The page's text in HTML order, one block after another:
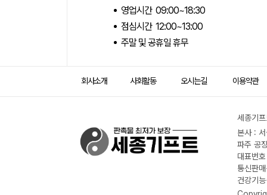
영업시간 09:00~18:30
점심시간 12:00~13:00
주말 및 공휴일 휴무
회사소개 사회활동 오시는길 이용약관
세종기
본사 :
파주 공
대표번
통신판
건강기